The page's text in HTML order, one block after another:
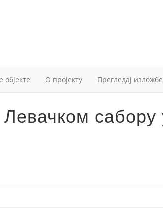
објекте О пројекту Прегледај изложбе